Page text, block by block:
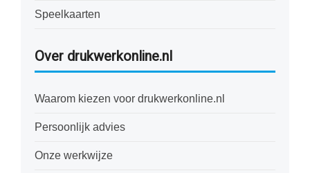
Speelkaarten
Over drukwerkonline.nl
Waarom kiezen voor drukwerkonline.nl
Persoonlijk advies
Onze werkwijze